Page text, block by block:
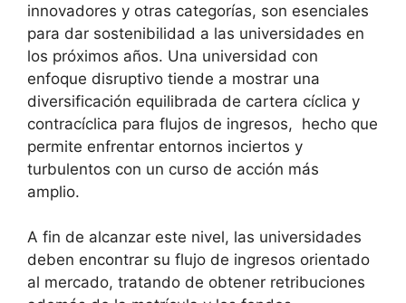
innovadores y otras categorías, son esenciales
para dar sostenibilidad a las universidades en
los próximos años. Una universidad con
enfoque disruptivo tiende a mostrar una
diversificación equilibrada de cartera cíclica y
contracíclica para flujos de ingresos, hecho que
permite enfrentar entornos inciertos y
turbulentos con un curso de acción más
amplio.
A fin de alcanzar este nivel, las universidades
deben encontrar su flujo de ingresos orientado
al mercado, tratando de obtener retribuciones